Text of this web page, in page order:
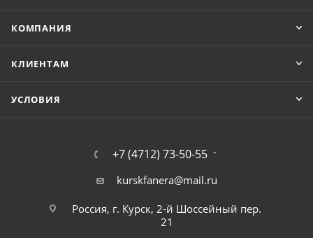
КОМПАНИЯ
КЛИЕНТАМ
УСЛОВИЯ
+7 (4712) 73-50-55
kurskfanera@mail.ru
Россия, г. Курск, 2-й Шоссейный пер.
21